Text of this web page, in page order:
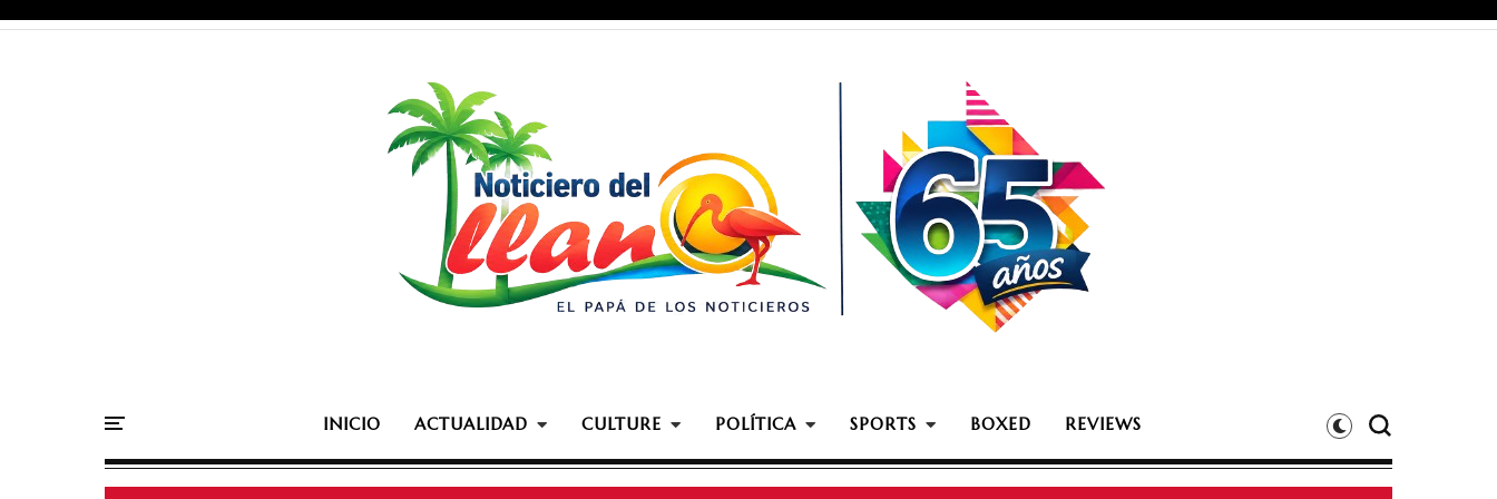
INICIO ACTUALIDAD CULTURE POLÍTICA SPORTS BOXED REVIEWS